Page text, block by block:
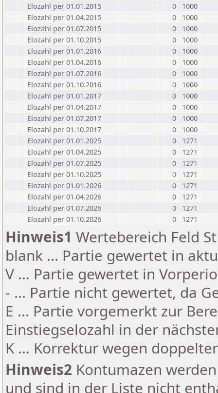
Elozahl per 01.01.2015
0
1000
Elozahl per 01.04.2015
0
1000
Elozahl per 01.07.2015
0
1000
Elozahl per 01.10.2015
0
1000
Elozahl per 01.01.2016
0
1000
Elozahl per 01.04.2016
0
1000
Elozahl per 01.07.2016
0
1000
Elozahl per 01.10.2016
0
1000
Elozahl per 01.01.2017
0
1000
Elozahl per 01.04.2017
0
1000
Elozahl per 01.07.2017
0
1000
Elozahl per 01.10.2017
0
1000
Elozahl per 01.01.2025
0
1271
Elozahl per 01.04.2025
0
1271
Elozahl per 01.07.2025
0
1271
Elozahl per 01.10.2025
0
1271
Elozahl per 01.01.2026
0
1271
Elozahl per 01.04.2026
0
1271
Elozahl per 01.07.2026
0
1271
Elozahl per 01.10.2026
0 1271
Hinweis1 Wertebereich Feld
blank ... Partie gewertet in
V ... Partie gewertet in
- ... Partie nicht gewertet, da
E ... Partie vorgemerkt zur
Einstiegselozahl in der
K ... Korrektur wegen
Hinweis2 Kontumazen
und sind in der Liste nicht